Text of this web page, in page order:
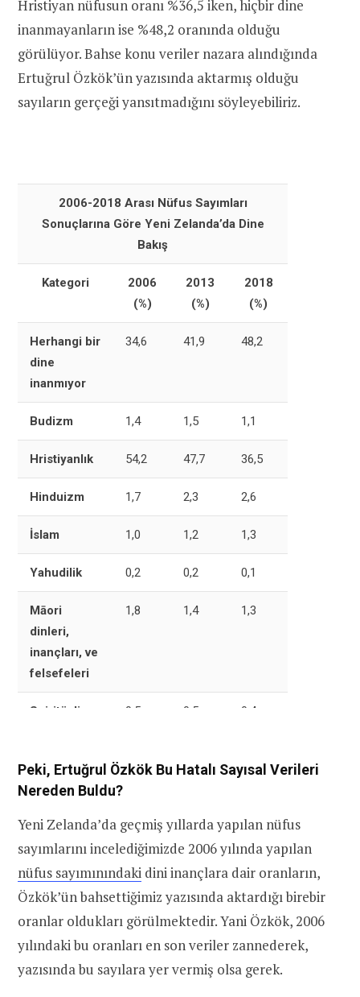
Hristiyan nüfusun oranı %36,5 iken, hiçbir dine
inanmayanların ise %48,2 oranında olduğu
görülüyor. Bahse konu veriler nazara alındığında
Ertuğrul Özkök’ün yazısında aktarmış olduğu
sayıların gerçeği yansıtmadığını söyleyebiliriz.
2006-2018 Arası Nüfus Sayımları
Sonuçlarına Göre Yeni Zelanda’da Dine
Bakış
Kategori
2006
(%)
2013
(%)
2018
(%)
Herhangi bir
dine
inanmıyor
34,6 41,9 48,2
Budizm 1,4 1,5 1,1
Hristiyanlık 54,2 47,7 36,5
Hinduizm 1,7 2,3 2,6
İslam 1,0 1,2 1,3
Yahudilik 0,2 0,2 0,1
Māori
dinleri,
inançları, ve
felsefeleri
1,8 1,4 1,3
Spiritüalizm
0,5 0,5 0,4
Diğer dinler,
felsefeler
Cevap
vermeyi
reddeden
6,5 4,4 6,7
Peki, Ertuğrul Özkök Bu Hatalı Sayısal Verileri
Nereden Buldu?
Yeni Zelanda’da geçmiş yıllarda yapılan nüfus
sayımlarını incelediğimizde 2006 yılında yapılan
nüfus sayımınındaki dini inançlara dair oranların,
Özkök’ün bahsettiğimiz yazısında aktardığı birebir
oranlar oldukları görülmektedir. Yani Özkök, 2006
yılındaki bu oranları en son veriler zannederek,
yazısında bu sayılara yer vermiş olsa gerek.